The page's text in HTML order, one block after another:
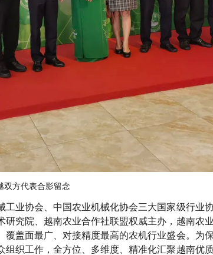
双方代表合影留念
业协会、中国农业机械化协会三大国家级行业
究院、越南农业合作社联盟权威主办，越南农
盖面最广、对接精度最高的农机行业盛会。为
织工作，全方位、多维度、精准化汇聚越南优